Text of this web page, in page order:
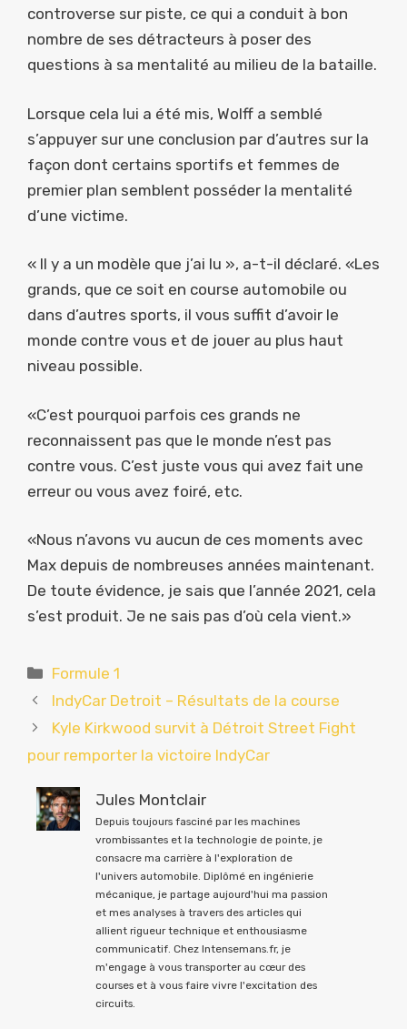
controverse sur piste, ce qui a conduit à bon
nombre de ses détracteurs à poser des
questions à sa mentalité au milieu de la bataille.
Lorsque cela lui a été mis, Wolff a semblé
s’appuyer sur une conclusion par d’autres sur la
façon dont certains sportifs et femmes de
premier plan semblent posséder la mentalité
d’une victime.
« Il y a un modèle que j’ai lu », a-t-il déclaré. «Les
grands, que ce soit en course automobile ou
dans d’autres sports, il vous suffit d’avoir le
monde contre vous et de jouer au plus haut
niveau possible.
«C’est pourquoi parfois ces grands ne
reconnaissent pas que le monde n’est pas
contre vous. C’est juste vous qui avez fait une
erreur ou vous avez foiré, etc.
«Nous n’avons vu aucun de ces moments avec
Max depuis de nombreuses années maintenant.
De toute évidence, je sais que l’année 2021, cela
s’est produit. Je ne sais pas d’où cela vient.»
Catégories
Formule 1
IndyCar Detroit – Résultats de la course
Kyle Kirkwood survit à Détroit Street Fight
pour remporter la victoire IndyCar
Jules Montclair
Depuis toujours fasciné par les machines
vrombissantes et la technologie de pointe, je
consacre ma carrière à l'exploration de
l'univers automobile. Diplômé en ingénierie
mécanique, je partage aujourd'hui ma passion
et mes analyses à travers des articles qui
allient rigueur technique et enthousiasme
communicatif. Chez Intensemans.fr, je
m'engage à vous transporter au cœur des
courses et à vous faire vivre l'excitation des
circuits.